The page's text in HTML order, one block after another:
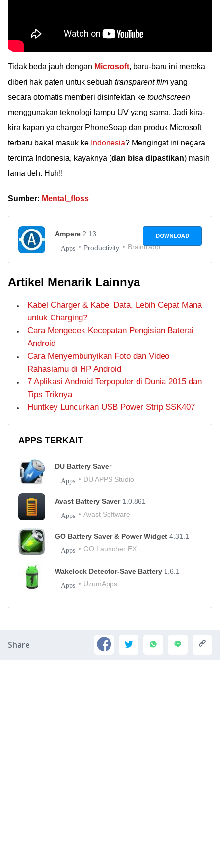
Tidak beda jauh dengan Microsoft, baru-baru ini mereka
diberi hak paten untuk sebuah transparent film yang
secara otomatis memberi disinfektan ke touchscreen
menggunakan teknologi lampu UV yang sama. Jadi kira-
kira kapan ya charger PhoneSoap dan produk Microsoft
terbaru bakal masuk ke Indonesia? Mengingat ini negara
tercinta Indonesia, kayaknya (dan bisa dipastikan) masih
lama deh. Huh!!
Sumber: Mental_floss
Ampere 2.13
Apps Productivity Braintrapp
DOWNLOAD
Artikel Menarik Lainnya
Kabel Charger & Kabel Data, Lebih Cepat Mana
untuk Charging?
Cara Mengecek Kecepatan Pengisian Baterai
Android
Cara Menyembunyikan Foto dan Video
Rahasiamu di HP Android
7 Aplikasi Android Terpopuler di Dunia 2015 dan
Tips Triknya
Huntkey Luncurkan USB Power Strip SSK407
APPS TERKAIT
DU Battery Saver
Apps DU APPS Studio
Avast Battery Saver 1.0.861
Apps Avast Software
GO Battery Saver & Power Widget 4.31.1
Apps GO Launcher EX
Wakelock Detector-Save Battery 1.6.1
Apps UzumApps
Share